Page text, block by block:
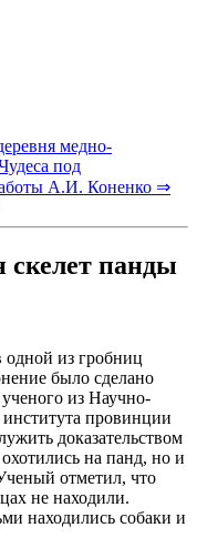
медно-
под
А.И. Коненко ⇒
скелет панды
одной из гробниц
было сделано
из Научно-
института провинции
доказательством
на панд, но и
отметил, что
не находили.
находились собаки и